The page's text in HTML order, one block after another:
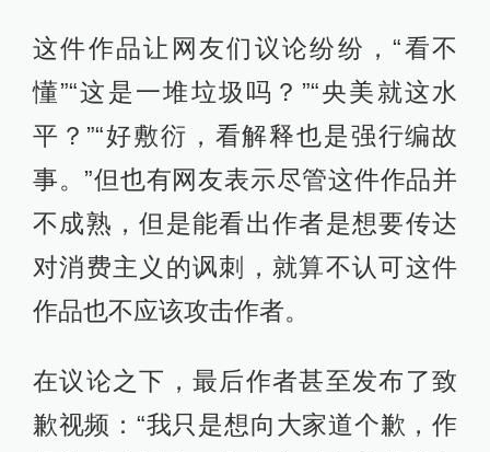
这件作品让网友们议论纷纷，“看不
懂”“这是一堆垃圾吗？”“央美就这水
平？”“好敷衍，看解释也是强行编故
事。”但也有网友表示尽管这件作品并
不成熟，但是能看出作者是想要传达
对消费主义的讽刺，就算不认可这件
作品也不应该攻击作者。
在议论之下，最后作者甚至发布了致
歉视频：“我只是想向大家道个歉，作